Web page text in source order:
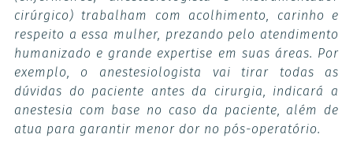
cirúrgico) trabalham com acolhimento, carinho e
respeito a essa mulher, prezando pelo atendimento
humanizado e grande expertise em suas áreas. Por
exemplo, o anestesiologista vai tirar todas as
dúvidas do paciente antes da cirurgia, indicará a
anestesia com base no caso da paciente, além de
atua para garantir menor dor no pós-operatório.